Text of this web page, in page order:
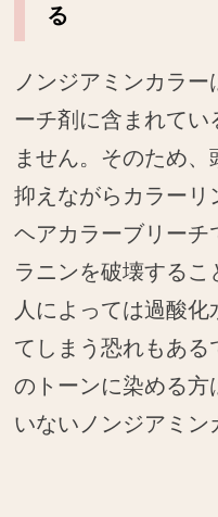
る
ノンジアミンカラ
ーチ剤に含まれてい
ません。そのため
抑えながらカラーリ
ヘアカラーブリーチ
ラニンを破壊するこ
人によっては過酸
てしまう恐れもあ
のトーンに染める方
いないノンジアミン